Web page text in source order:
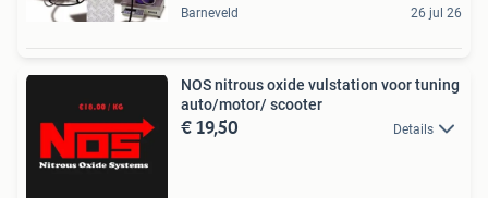
Barneveld 26 jul 26
NOS nitrous oxide vulstation voor tuning
auto/motor/ scooter
€ 19,50 Details